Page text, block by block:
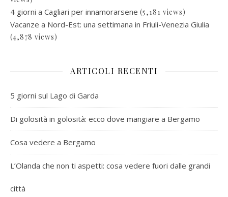
4 giorni a Cagliari per innamorarsene (5,181 views)
Vacanze a Nord-Est: una settimana in Friuli-Venezia Giulia
(4,878 views)
ARTICOLI RECENTI
5 giorni sul Lago di Garda
Di golosità in golosità: ecco dove mangiare a Bergamo
Cosa vedere a Bergamo
L’Olanda che non ti aspetti: cosa vedere fuori dalle grandi
città